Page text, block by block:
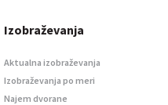
Izobraževanja
Aktualna izobraževanja
Izobraževanja po meri
Najem dvorane